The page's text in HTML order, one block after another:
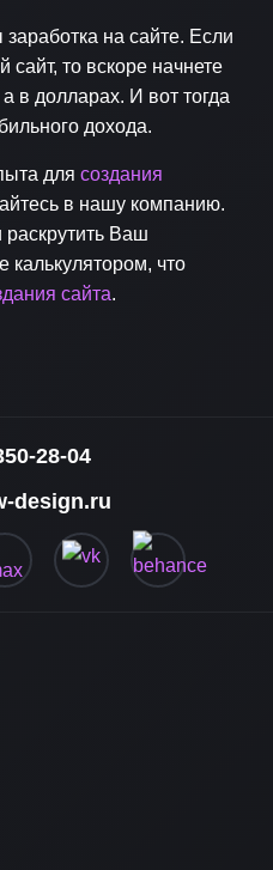
на сайте. Если
сайт, то вскоре начнете
в долларах. И вот тогда
дохода.
для создания
в нашу компанию.
Ваш
калькулятором, что
сайта.
28-04
design.ru